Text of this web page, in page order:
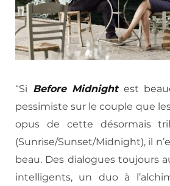
“Si Before Midnightest
pessimiste sur le couple que
opus de cette désormais
(Sunrise/Sunset/Midnight), il
beau. Des dialogues toujours
intelligents, un duo à